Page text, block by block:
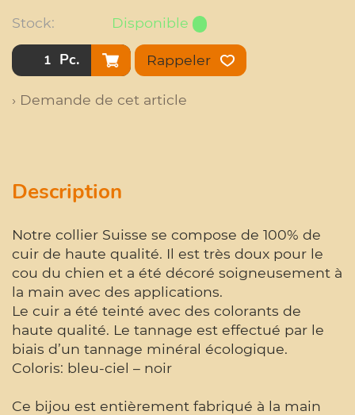
Stock: Disponible
Pc. Rappeler
› Demande de cet article
Description
Notre collier Suisse se compose de 100% de
cuir de haute qualité. Il est très doux pour le
cou du chien et a été décoré soigneusement à
la main avec des applications.
Le cuir a été teinté avec des colorants de
haute qualité. Le tannage est effectué par le
biais d’un tannage minéral écologique.
Coloris: bleu-ciel – noir
Ce bijou est entièrement fabriqué à la main